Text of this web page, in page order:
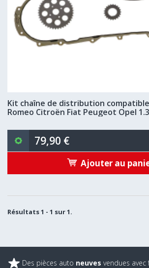
Kit chaîne de distribution
Romeo Citroën Fiat Peugeot Opel 1.3
79,90 €
Ajouter au
Résultats 1 - 1 sur 1.
Des pièces auto neuves vendues avec